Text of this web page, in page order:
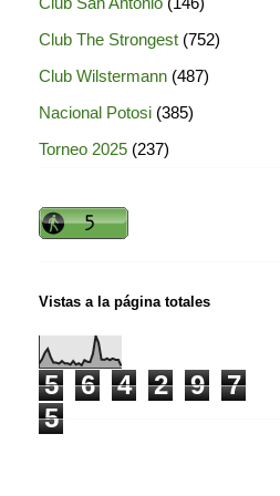
Club The Strongest (752)
Club Wilstermann (487)
Nacional Potosi (385)
Torneo 2025 (237)
Vistas a la página totales
5 6 4 2 9
7
5